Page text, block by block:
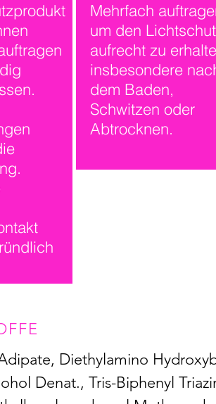
Mehrfach
um den
aufrecht zu
insbesondere
dem Baden,
Schwitzen oder
Abtrocknen.
Diethylamino
Denat., Tris-Biphenyl